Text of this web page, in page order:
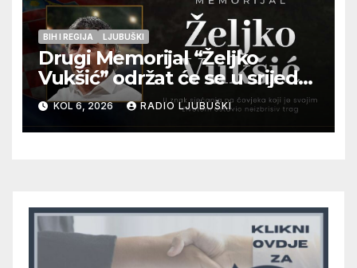
BIH I REGIJA LJUBUŠKI
Drugi Memorijal “Željko
Vukšić” održat će se u srijedu
12. kolovoza u Otoku
KOL 6, 2026 RADIO LJUBUŠKI